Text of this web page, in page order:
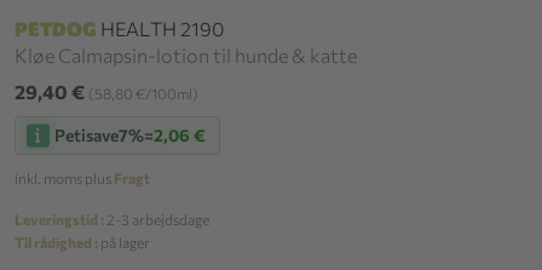
PETDOG HEALTH 2190
Kløe Calmapsin-lotion til hunde & katte
29,40 € (58,80 €/100ml)
Petisave7%=2,06 €
inkl. moms plus Fragt
Leveringstid : 2-3 arbejdsdage
Til rådighed : på lager